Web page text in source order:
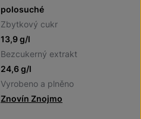
polosuché
Zbytkový cukr
13,9 g/l
Bezcukerný extrakt
24,6 g/l
Vyrobeno a plněno
Znovín Znojmo